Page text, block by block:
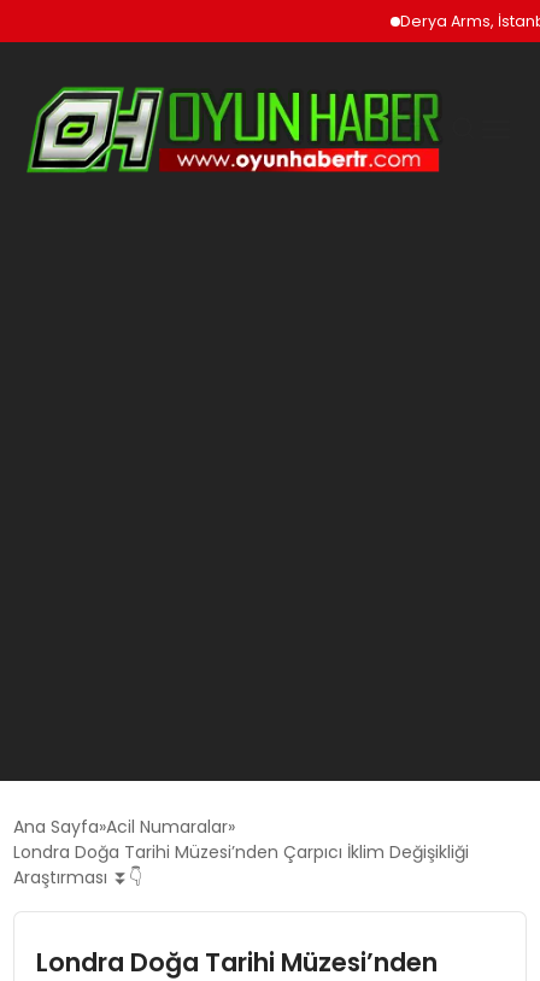
Derya Arms,
GÜNCEL
OYUN HABERLERI
EKONOMI
Ana Sayfa Acil Numaralar
Londra Doğa Tarihi Müzesi’nden Çarpıcı İklim Değişikliği
Araştırması ⏬👇
Londra Doğa Tarihi Müzesi’nden